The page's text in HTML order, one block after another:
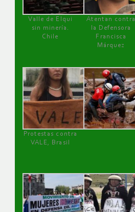
Valle de Elqui
sin minería.
Chile
Atentan contra
la Defensora
Francisca
Márquez
Protestas contra
VALE, Brasil